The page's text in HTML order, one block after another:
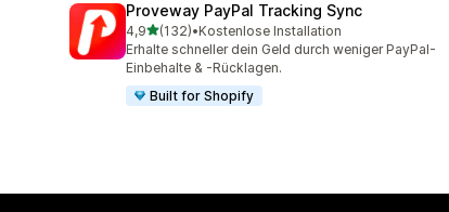
Proveway PayPal Tracking Sync
4,9von 5 Sternen
(132)
132 Rezensionen insgesamt
•Kostenlose Installation
Erhalte schneller dein Geld durch weniger PayPal-
Einbehalte & -Rücklagen.
Built for Shopify